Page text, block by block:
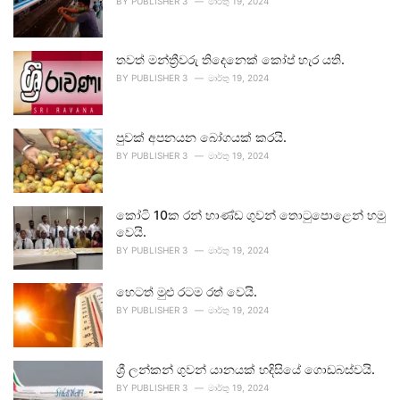
තවත් මන්ත්‍රීවරු තිදෙනෙක් කෝප් හැර යති.
BY PUBLISHER 3 මාර්තු 19, 2024
පුවක් අපනයන බෝගයක් කරයි.
BY PUBLISHER 3 මාර්තු 19, 2024
කෝටි 10ක රන් භාණ්ඩ ගුවන් තොටුපොළෙන් හමු
වෙයි.
BY PUBLISHER 3 මාර්තු 19, 2024
හෙටත් මුළු රටම රත් වෙයි.
BY PUBLISHER 3 මාර්තු 19, 2024
ශ්‍රී ලන්කන් ගුවන් යානයක් හදිසියේ ගොඩබස්වයි.
BY PUBLISHER 3 මාර්තු 19, 2024